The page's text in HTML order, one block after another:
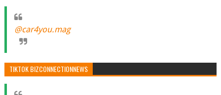
@car4you.mag
TIKTOK BIZCONNECTIONNEWS